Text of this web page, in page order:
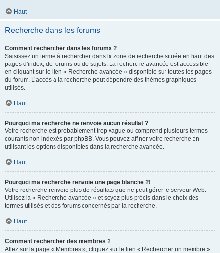
Haut
Recherche dans les forums
Comment rechercher dans les forums ?
Saisissez un terme à rechercher dans la zone de recherche située en haut des
pages d’index, de forums ou de sujets. La recherche avancée est accessible
en cliquant sur le lien « Recherche avancée » disponible sur toutes les pages
du forum. L’accès à la recherche peut dépendre des thèmes graphiques
utilisés.
Haut
Pourquoi ma recherche ne renvoie aucun résultat ?
Votre recherche est probablement trop vague ou comprend plusieurs termes
courants non indexés par phpBB. Vous pouvez affiner votre recherche en
utilisant les options disponibles dans la recherche avancée.
Haut
Pourquoi ma recherche renvoie une page blanche ?!
Votre recherche renvoie plus de résultats que ne peut gérer le serveur Web.
Utilisez la « Recherche avancée » et soyez plus précis dans le choix des
termes utilisés et des forums concernés par la recherche.
Haut
Comment rechercher des membres ?
Allez sur la page « Membres », cliquez sur le lien « Rechercher un membre ».